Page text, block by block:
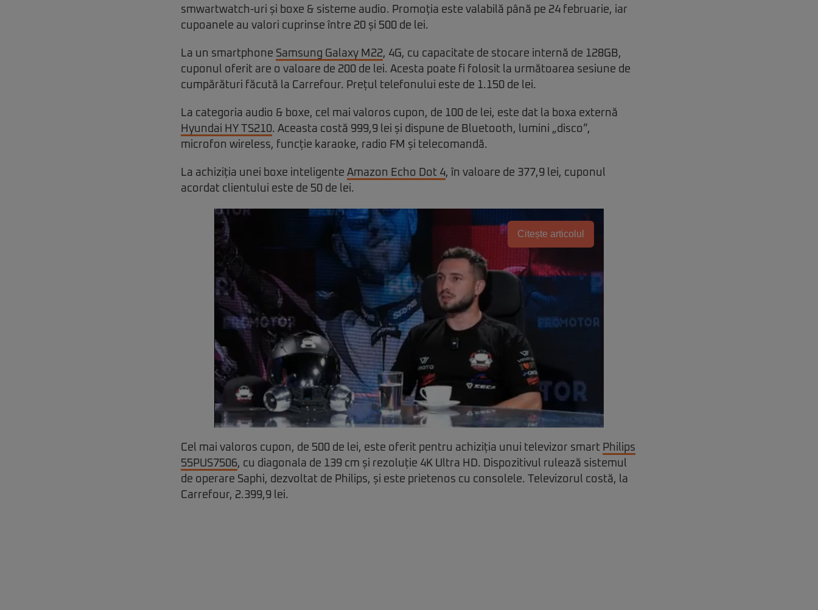
smwartwatch-uri și boxe & sisteme audio. Promoția este valabilă până pe 24 februarie, iar
cupoanele au valori cuprinse între 20 și 500 de lei.
La un smartphone Samsung Galaxy M22, 4G, cu capacitate de stocare internă de 128GB,
cuponul oferit are o valoare de 200 de lei. Acesta poate fi folosit la următoarea sesiune de
cumpărături făcută la Carrefour. Prețul telefonului este de 1.150 de lei.
La categoria audio & boxe, cel mai valoros cupon, de 100 de lei, este dat la boxa externă
Hyundai HY TS210. Aceasta costă 999,9 lei și dispune de Bluetooth, lumini „disco”,
microfon wireless, funcție karaoke, radio FM și telecomandă.
La achiziția unei boxe inteligente Amazon Echo Dot 4, în valoare de 377,9 lei, cuponul
acordat clientului este de 50 de lei.
Citește articolul
Cel mai valoros cupon, de 500 de lei, este oferit pentru achiziția unui televizor smart Philips
55PUS7506, cu diagonala de 139 cm și rezoluție 4K Ultra HD. Dispozitivul rulează sistemul
de operare Saphi, dezvoltat de Philips, și este prietenos cu consolele. Televizorul costă, la
Carrefour, 2.399,9 lei.